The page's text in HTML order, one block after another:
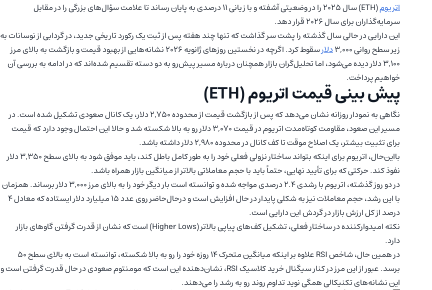
اتریوم
(ETH) سال ۲۰۲۵ را در وضعیتی آشفته و با زیانی ۱۱ درصدی به پایان رساند تا علامت سؤال‌های بزرگی را در مقابل
سرمایه‌گذاران برای سال ۲۰۲۶ قرار دهد.
این دارایی در حالی سال گذشته را پشت سر گذاشت که تنها چند هفته پس از ثبت یک رکورد تاریخی جدید، در گردابی از نوسانات به
زیر سطح روانی ۳,۰۰۰
دلار
سقوط کرد. اگرچه در نخستین روزهای ژانویه ۲۰۲۶ نشانه‌هایی از بهبود قیمت و بازگشت به بالای مرز
۳,۱۰۰ دلار دیده می‌شود، اما تحلیل‌گران بازار همچنان درباره مسیر پیش‌رو به دو دسته تقسیم شده‌اند که در ادامه به بررسی آن
خواهیم پرداخت.
پیش بینی قیمت اتریوم (ETH)
نگاهی به نمودار روزانه نشان می‌دهد که پس از بازگشت قیمت از محدوده ۲,۷۵۰ دلار، یک کانال صعودی تشکیل شده است. در
مسیر این صعود، مقاومت کوتاه‌مدت اتریوم در قیمت ۳,۰۷۰ دلار رو به بالا شکسته شد و حالا این احتمال وجود دارد که قیمت
برای تثبیت بیشتر، یک اصلاح موقت تا کف کانال در محدوده ۲,۹۸۰ دلار داشته باشد.
بااین‌حال، اتریوم برای اینکه بتواند ساختار نزولی فعلی خود را به طور کامل باطل کند، باید موفق شود به بالای سطح ۳,۳۵۰ دلار
نفوذ کند. حرکتی که برای تأیید نهایی، حتماً باید با حجم معاملاتی بالاتر از میانگین بازار همراه باشد.
در دو روز گذشته، اتریوم با رشدی ۲.۴ درصدی مواجه شده و توانسته است بار دیگر خود را به بالای مرز ۳,۰۰۰ دلار برساند. همزمان
با این رشد، حجم معاملات نیز به شکلی پایدار در حال افزایش است و درحال‌حاضر روی عدد ۱۵ میلیارد دلار ایستاده که معادل ۴
درصد از کل ارزش بازار در گردش این دارایی است.
نکته امیدوارکننده در ساختار فعلی، تشکیل کف‌های پیاپی بالاتر (Higher Lows) است که نشان از قدرت گرفتن گاوهای بازار
دارد.
در همین حال، شاخص RSI علاوه بر اینکه میانگین متحرک ۱۴ روزه خود را رو به بالا شکسته، توانسته است به بالای سطح ۵۰
برسد. عبور از این مرز در کنار سیگنال خرید کلاسیک RSI، نشان‌دهنده این است که مومنتوم صعودی در حال قدرت گرفتن است و
این نشانه‌های تکنیکالی همگی نوید تداوم روند رو به رشد را می‌دهند.